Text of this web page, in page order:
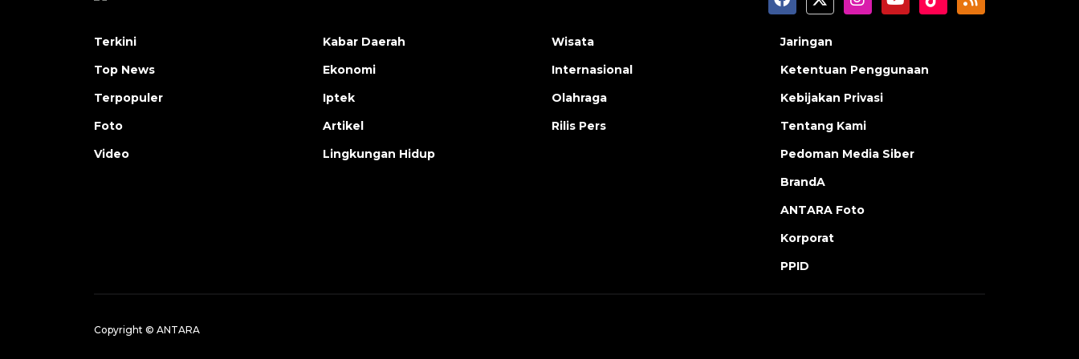
Terkini
Top News
Terpopuler
Foto
Video
Kabar Daerah
Ekonomi
Iptek
Artikel
Lingkungan Hidup
Wisata
Internasional
Olahraga
Rilis Pers
Jaringan
Ketentuan Penggunaan
Kebijakan Privasi
Tentang Kami
Pedoman Media Siber
BrandA
ANTARA Foto
Korporat
PPID
Copyright © ANTARA